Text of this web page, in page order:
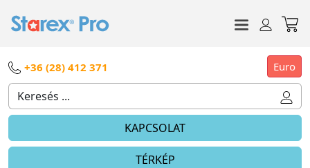
+36 (28) 412 371 Euro
KAPCSOLAT
TÉRKÉP